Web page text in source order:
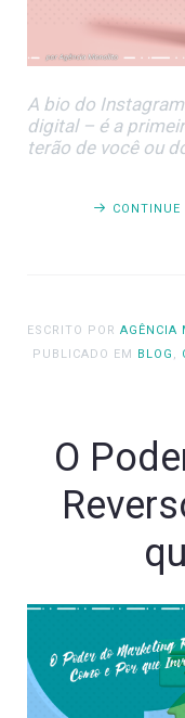
A bio do
digital – é a
terão de você ou
CONTINUE
ESCRITO POR AGÊNCIA
PUBLICADO EM
BLOG ,
O